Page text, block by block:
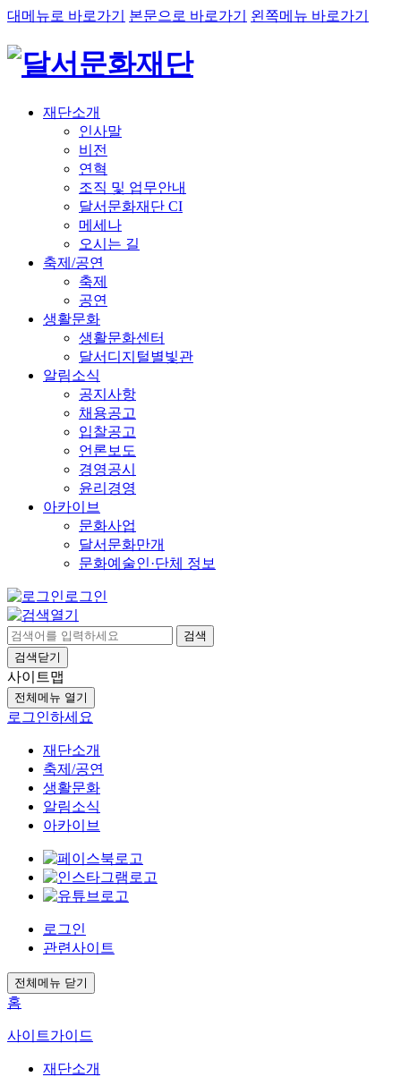
대메뉴로 바로가기 본문으로 바로가기 왼쪽메뉴 바로가기
재단소개
인사말
비전
연혁
조직 및 업무안내
달서문화재단 CI
메세나
오시는 길
축제/공연
축제
공연
생활문화
생활문화센터
달서디지털별빛관
알림소식
공지사항
채용공고
입찰공고
언론보도
경영공시
윤리경영
아카이브
문화사업
달서문화만개
문화예술인·단체 정보
로그인
검색
검색닫기
사이트맵
전체메뉴 열기
로그인하세요
재단소개
축제/공연
생활문화
알림소식
아카이브
로그인
관련사이트
전체메뉴 닫기
홈
사이트가이드
재단소개